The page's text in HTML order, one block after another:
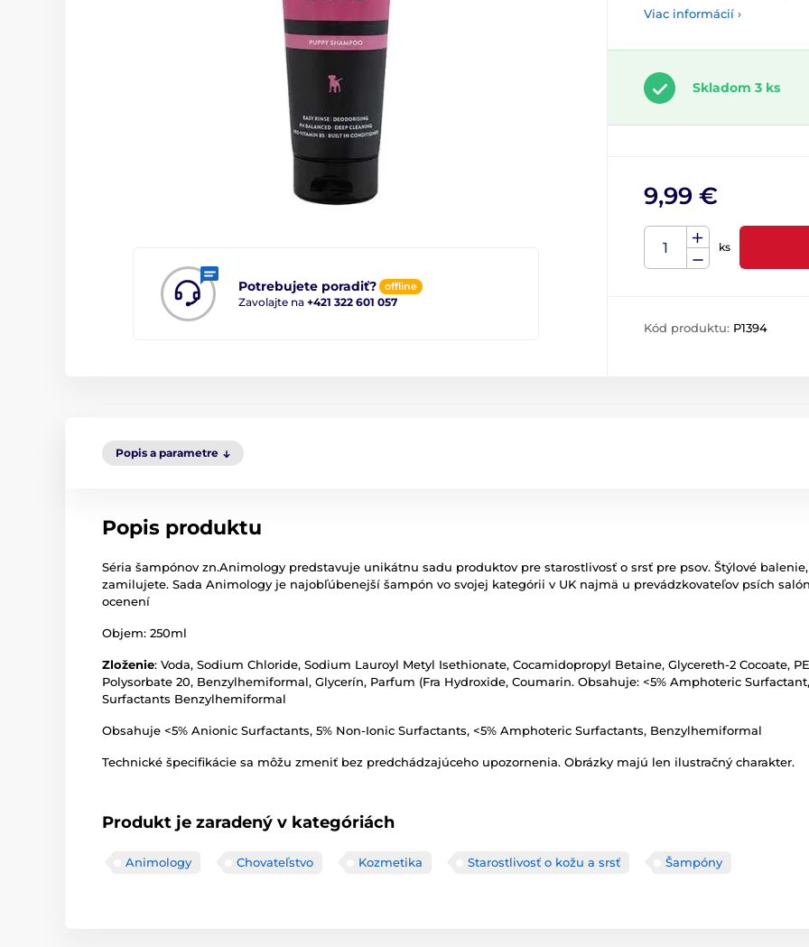
Potrebujete poradiť? offline
Zavolajte na +421 322 601 057
Viac informácií ›
Skladom 3 ks
9,99 €
ks
Kód produktu: P1394
Popis a parametre
Popis produktu
Séria šampónov zn.Animology predstavuje unikátnu sadu produktov pre starostlivosť o srsť pre psov. Štýlové
zamilujete. Sada Animology je najobľúbenejší šampón vo svojej kategórii v UK najmä u prevádzkovateľov psích
ocenení
Objem: 250ml
Zloženie: Voda, Sodium Chloride, Sodium Lauroyl Metyl Isethionate, Cocamidopropyl Betaine, Glycereth-2 Cocoate,
Polysorbate 20, Benzylhemiformal, Glycerín, Parfum (Fra Hydroxide, Coumarin. Obsahuje: <5% Amphoteric
Surfactants Benzylhemiformal
Obsahuje <5% Anionic Surfactants, 5% Non-Ionic Surfactants, <5% Amphoteric Surfactants, Benzylhemiformal
Technické špecifikácie sa môžu zmeniť bez predchádzajúceho upozornenia. Obrázky majú len ilustračný charakter.
Produkt je zaradený v kategóriách
Animology Chovateľstvo Kozmetika Starostlivosť o kožu a srsť Šampóny